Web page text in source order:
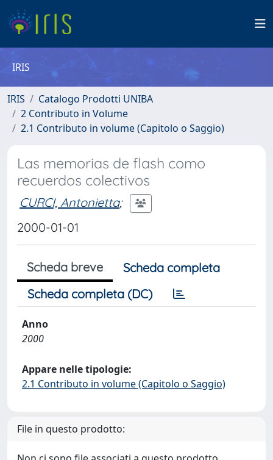
IRIS
IRIS
Catalogo Prodotti UNIBA
2 Contributo in Volume
2.1 Contributo in volume (Capitolo o Saggio)
Las memorias de flash como
recuerdos colectivos
CURCI, Antonietta;
2000-01-01
Scheda breve
Scheda completa
Scheda completa (DC)
Anno
2000
Appare nelle tipologie:
2.1 Contributo in volume (Capitolo o Saggio)
File in questo prodotto: